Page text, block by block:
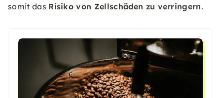
somit das Risiko von Zellschäden zu verringern.